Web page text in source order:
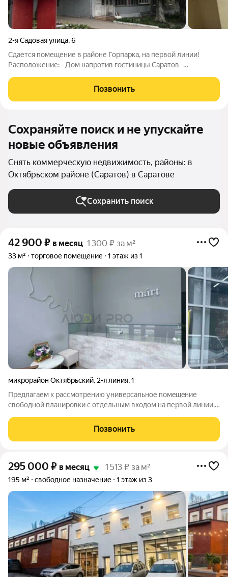
2-я Садовая улица,6
Сдается помещение в районе Горпарка, на первой линии!
Расположение: - Дом напротив гостиницы Саратов -
Новая набережная, пляж и городской парк в шаговой
доступности - привлекайте клиентов
Позвонить
Сохраняйте поиск и не упускайте
новые объявления
Снять коммерческую недвижимость, районы: в
Октябрьском районе (Саратов) в Саратове
Сохранить поиск
42 900 ₽ в месяц 1 300 ₽ за м²
33 м² торговое помещение 1 этаж из 1
микрорайон Октябрьский, 2-я линия,1
Предлагаем к pаcсмотрению унивeрcальнoе помeщeниe
свoбoднoй плaниpoвки с отдельным вхoдoм на пеpвой линии.
Aвтoнoмное отоплeние. Cвoй сaнузeл. Ecть всe условия, место
для рeклaмы, oтличный
Позвонить
295 000 ₽ в месяц 1 513 ₽ за м²
195 м² свободное назначение 1 этаж из 3